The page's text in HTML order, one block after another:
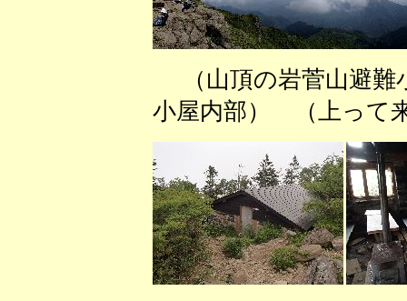
（山頂の岩菅山避
小屋内部） （上って